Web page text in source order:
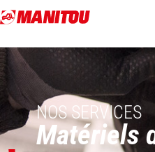
Aller
au
principal
NOS SERVICES
Matériels